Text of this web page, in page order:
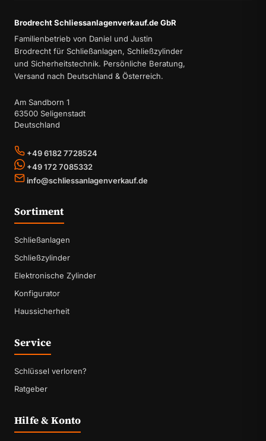
Brodrecht Schliessanlagenverkauf.de GbR
Familienbetrieb von Daniel und Justin
Brodrecht für Schließanlagen, Schließzylinder
und Sicherheitstechnik. Persönliche Beratung,
Versand nach Deutschland & Österreich.
Am Sandborn 1
63500 Seligenstadt
Deutschland
+49 6182 7728524
+49 172 7085332
info@schliessanlagenverkauf.de
Sortiment
Schließanlagen
Schließzylinder
Elektronische Zylinder
Konfigurator
Haussicherheit
Service
Schlüssel verloren?
Ratgeber
Hilfe & Konto